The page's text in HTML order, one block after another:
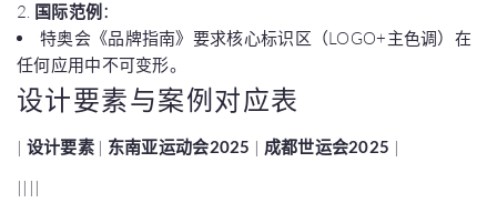
2. 国际范例 ：
特奥会《品牌指南》要求核心标识区（LOGO+主色调）在
任何应用中不可变形。
设计要素与案例对应表
| 设计要素| 东南亚运动会2025 | 成都世运会2025 |
||||